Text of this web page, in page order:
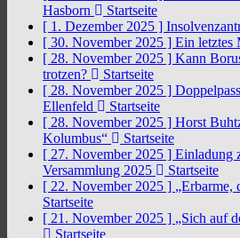
Hasborn
Startseite
[ 1. Dezember 2025 ]
[ 30. November 2025 ] Ein letztes
[ 28. November 2025 ] Kann
trotzen?
Startseite
[ 28. November 2025 ]
Ellenfeld
Startseite
[ 28. November 2025 ] Horst
Kolumbus“
Startseite
[ 27. November 2025 ] Einladung
Versammlung 2025
Startseite
[ 22. November 2025 ] „Erbarme,
Startseite
[ 21. November 2025 ] „Sich auf
Startseite